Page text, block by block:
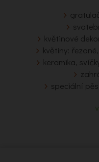
květinové
květiny:
keramika,
speciální